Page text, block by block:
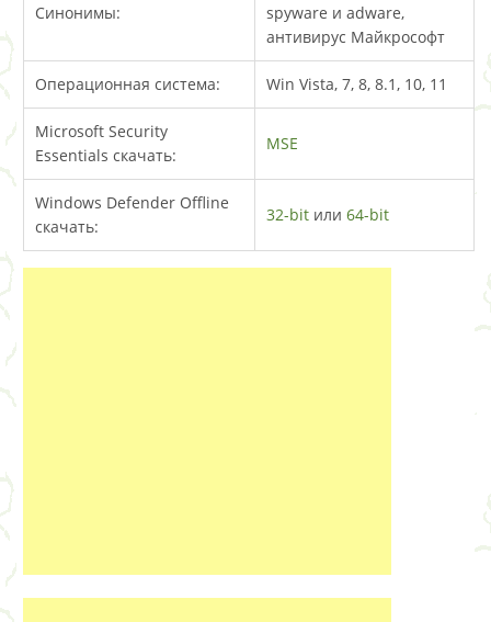
Синонимы:
spyware и adware,
антивирус Майкрософт
Операционная система: Win Vista, 7, 8, 8.1, 10, 11
Microsoft Security
Essentials скачать:
MSE
Windows Defender Offline
скачать:
32-bit или 64-bit